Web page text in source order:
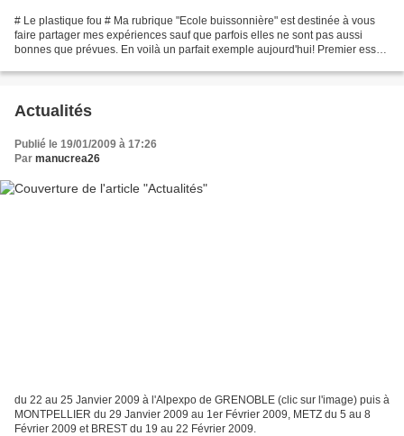
# Le plastique fou # Ma rubrique "Ecole buissonnière" est destinée à vous
faire partager mes expériences sauf que parfois elles ne sont pas aussi
bonnes que prévues. En voilà un parfait exemple aujourd'hui! Premier essai
Actualités
Publié le 19/01/2009 à 17:26
Par manucrea26
du 22 au 25 Janvier 2009 à l'Alpexpo de GRENOBLE (clic sur l'image) puis à
MONTPELLIER du 29 Janvier 2009 au 1er Février 2009, METZ du 5 au 8
Février 2009 et BREST du 19 au 22 Février 2009.